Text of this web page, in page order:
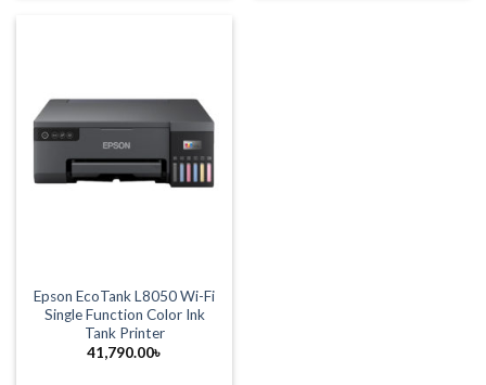
Epson EcoTank L8050 Wi-Fi
Single Function Color Ink
Tank Printer
41,790.00৳